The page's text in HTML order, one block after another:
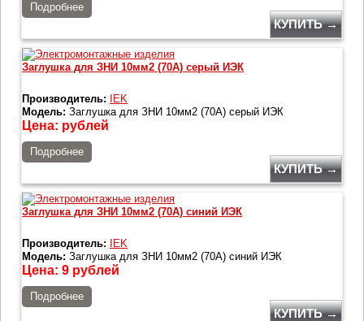
Подробнее
КУПИТЬ →
Заглушка для ЗНИ 10мм2 (70A) серый ИЭК
Производитель:
IEK
Модель: Заглушка для ЗНИ 10мм2 (70A) серый ИЭК
Цена: рублей
Подробнее
КУПИТЬ →
Заглушка для ЗНИ 10мм2 (70A) синий ИЭК
Производитель:
IEK
Модель: Заглушка для ЗНИ 10мм2 (70A) синий ИЭК
Цена: 9 рублей
Подробнее
КУПИТЬ →